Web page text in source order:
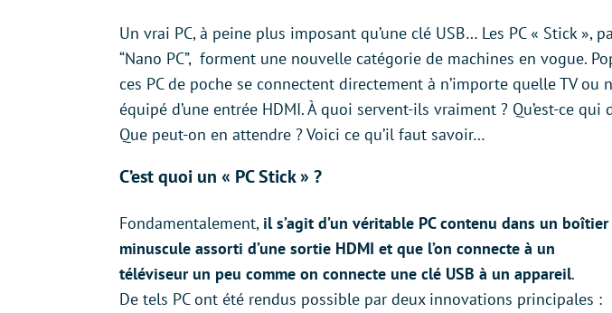
Un vrai PC, à peine plus imposant qu’une clé USB… Les PC « Stick »,
“Nano PC”, forment une nouvelle catégorie de machines en vogue.
ces PC de poche se connectent directement à n’importe quelle TV ou
équipé d’une entrée HDMI. À quoi servent-ils vraiment ? Qu’est-ce
Que peut-on en attendre ? Voici ce qu’il faut savoir…
C’est quoi un « PC Stick » ?
Fondamentalement, il s’agit d’un véritable PC contenu dans un boîtier
minuscule assorti d’une sortie HDMI et que l’on connecte à un
téléviseur un peu comme on connecte une clé USB à un appareil.
De tels PC ont été rendus possible par deux innovations principales :